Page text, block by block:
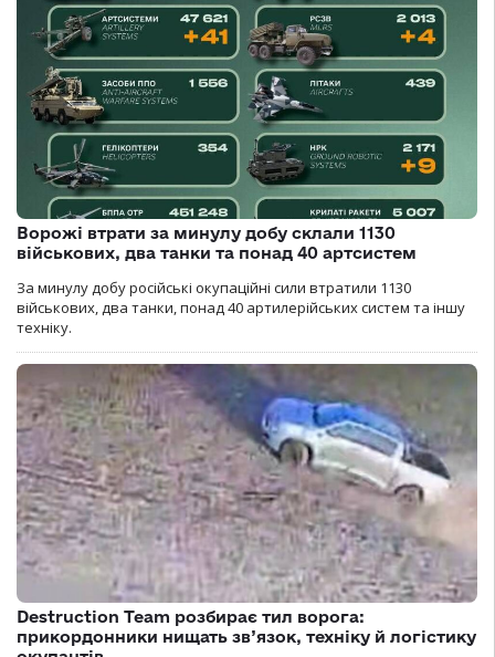
Ворожі втрати за минулу добу склали 1130
військових, два танки та понад 40 артсистем
За минулу добу російські окупаційні сили втратили 1130
військових, два танки, понад 40 артилерійських систем та іншу
техніку.
Destruction Team розбирає тил ворога:
прикордонники нищать зв’язок, техніку й логістику